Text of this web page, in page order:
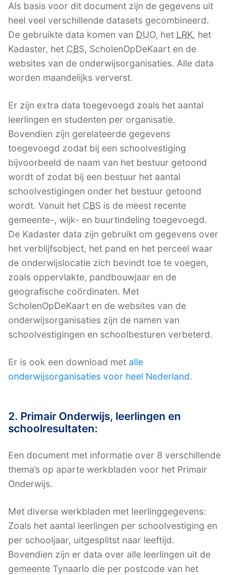
Als basis voor dit document zijn de gegevens uit
heel veel verschillende datasets gecombineerd.
De gebruikte data komen van DUO, het LRK, het
Kadaster, het CBS, ScholenOpDeKaart en de
websites van de onderwijsorganisaties. Alle data
worden maandelijks ververst.
Er zijn extra data toegevoegd zoals het aantal
leerlingen en studenten per organisatie.
Bovendien zijn gerelateerde gegevens
toegevoegd zodat bij een schoolvestiging
bijvoorbeeld de naam van het bestuur getoond
wordt of zodat bij een bestuur het aantal
schoolvestigingen onder het bestuur getoond
wordt. Vanuit het CBS is de meest recente
gemeente-, wijk- en buurtindeling toegevoegd.
De Kadaster data zijn gebruikt om gegevens over
het verblijfsobject, het pand en het perceel waar
de onderwijslocatie zich bevindt toe te voegen,
zoals oppervlakte, pandbouwjaar en de
geografische coördinaten. Met
ScholenOpDeKaart en de websites van de
onderwijsorganisaties zijn de namen van
schoolvestigingen en schoolbesturen verbeterd.
Er is ook een download met alle
onderwijsorganisaties voor heel Nederland.
2. Primair Onderwijs, leerlingen en
schoolresultaten:
Een document met informatie over 8 verschillende
thema’s op aparte werkbladen voor het Primair
Onderwijs.
Met diverse werkbladen met leerlinggegevens:
Zoals het aantal leerlingen per schoolvestiging en
per schooljaar, uitgesplitst naar leeftijd.
Bovendien zijn er data over alle leerlingen uit de
gemeente Tynaarlo die per postcode van het